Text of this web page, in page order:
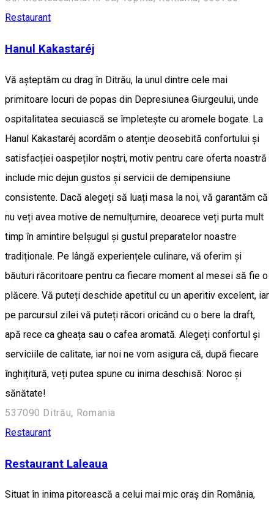
Restaurant
Hanul Kakastaréj
Vă așteptăm cu drag în Ditrău, la unul dintre cele mai
primitoare locuri de popas din Depresiunea Giurgeului, unde
ospitalitatea secuiască se împletește cu aromele bogate. La
Hanul Kakastaréj acordăm o atenție deosebită confortului și
satisfacției oaspeților noștri, motiv pentru care oferta noastră
include mic dejun gustos și servicii de demipensiune
consistente. Dacă alegeți să luați masa la noi, vă garantăm că
nu veți avea motive de nemulțumire, deoarece veți purta mult
timp în amintire belșugul și gustul preparatelor noastre
tradiționale. Pe lângă experiențele culinare, vă oferim și
băuturi răcoritoare pentru ca fiecare moment al mesei să fie o
plăcere. Vă puteți deschide apetitul cu un aperitiv excelent, iar
pe parcursul zilei vă puteți răcori oricând cu o bere la draft,
apă rece ca gheața sau o cafea aromată. Alegeți confortul și
serviciile de calitate, iar noi ne vom asigura că, după fiecare
înghițitură, veți putea spune cu inima deschisă: Noroc și
sănătate!
537090 Ditrău, Romania
Restaurant
Restaurant Laleaua
Situat în inima pitorească a celui mai mic oraș din România,